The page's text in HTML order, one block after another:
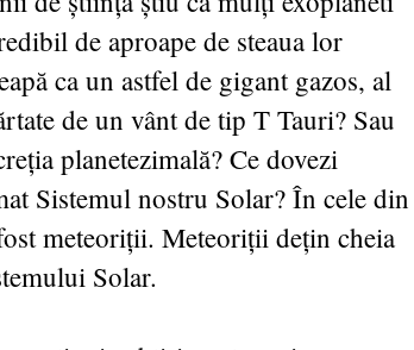
de aproape de steaua lor
ca un astfel de gigant gazos, al
de un vânt de tip T Tauri? Sau
planetezimală? Ce dovezi
Sistemul nostru Solar? În cele din
meteoriții. Meteoriții dețin cheia
Solar.